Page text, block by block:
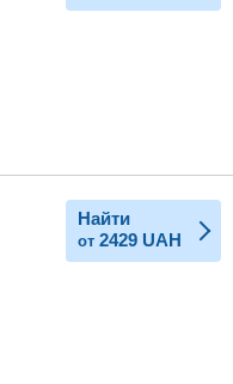
Найти
от 2429 UAH